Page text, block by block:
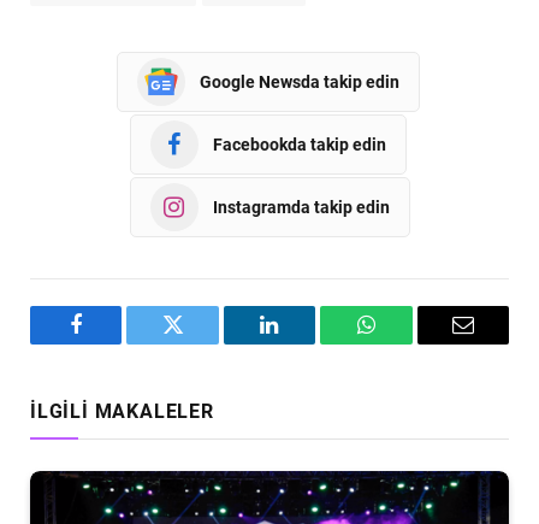
Google Newsda takip edin
Facebookda takip edin
Instagramda takip edin
Facebook Twitter LinkedIn WhatsAppEmail
İLGILI MAKALELER